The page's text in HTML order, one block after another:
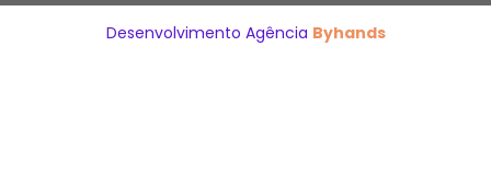
Desenvolvimento Agência Byhands